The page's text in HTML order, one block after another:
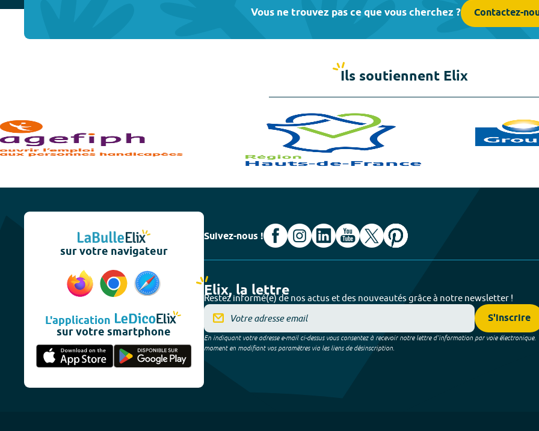
Vous ne trouvez pas ce que vous cherchez ? Contactez-
Ils soutiennent Elix
sur votre navigateur
L'application
sur votre smartphone
Suivez-nous !
Elix, la lettre
Restez informé(e) de nos actus et des nouveautés grâce à notre newsletter !
S'inscrire
En indiquant votre adresse e-mail ci-dessus vous consentez à recevoir notre lettre d’information par voie électronique.
moment en modifiant vos paramètres via les liens de désinscription.